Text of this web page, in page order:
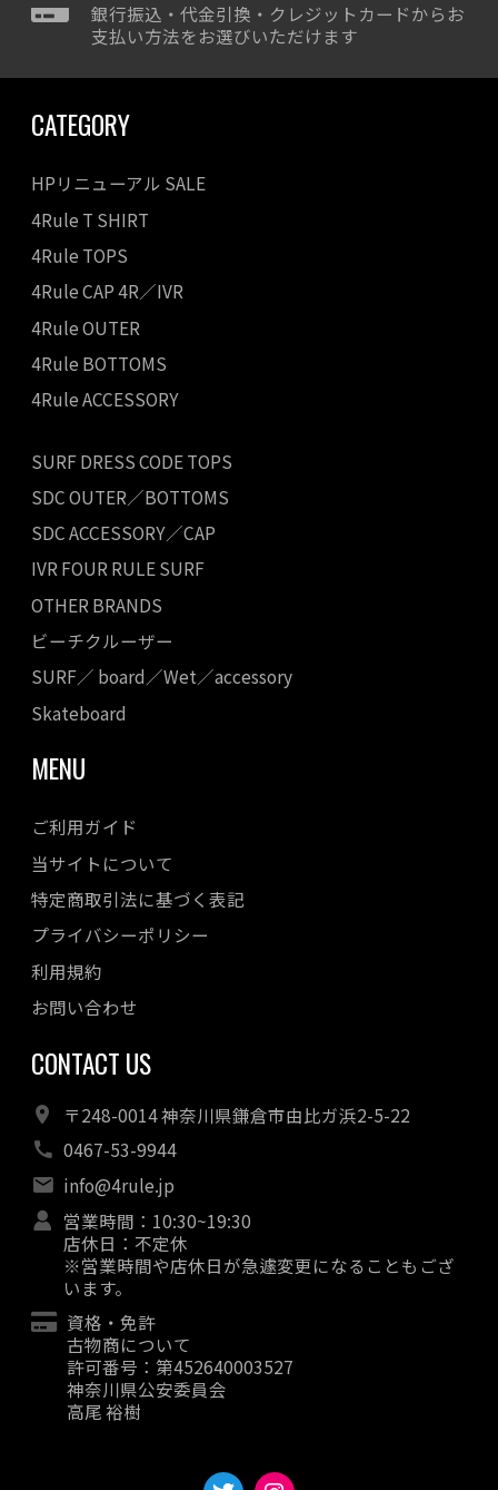
銀行振込・代金引換・クレジットカードからお
支払い方法をお選びいただけます
CATEGORY
HPリニューアル SALE
4Rule T SHIRT
4Rule TOPS
4Rule CAP 4R／IVR
4Rule OUTER
4Rule BOTTOMS
4Rule ACCESSORY
SURF DRESS CODE TOPS
SDC OUTER／BOTTOMS
SDC ACCESSORY／CAP
IVR FOUR RULE SURF
OTHER BRANDS
ビーチクルーザー
SURF／ board／Wet／accessory
Skateboard
MENU
ご利用ガイド
当サイトについて
特定商取引法に基づく表記
プライバシーポリシー
利用規約
お問い合わせ
CONTACT US
〒248-0014 神奈川県鎌倉市由比ガ浜2-5-22
0467-53-9944
info@4rule.jp
営業時間：10:30~19:30
店休日：不定休
※営業時間や店休日が急遽変更になることもござ
います。
資格・免許
古物商について
許可番号：第452640003527
神奈川県公安委員会
高尾 裕樹